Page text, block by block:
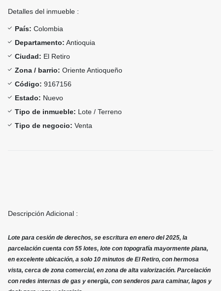
Detalles del inmueble :
País: Colombia
Departamento: Antioquia
Ciudad: El Retiro
Zona / barrio: Oriente Antioqueño
Código: 9167156
Estado: Nuevo
Tipo de inmueble: Lote / Terreno
Tipo de negocio: Venta
Descripción Adicional :
Lote para cesión de derechos, se escritura en enero del 2025, la
parcelación cuenta con 55 lotes, lote con topografía mayormente plana,
en excelente ubicación, a solo 10 minutos de El Retiro, con hermosa
vista, cerca de zona comercial, en zona de alta valorización. Parcelación
con redes internas de gas y energía, con senderos para caminar, lagos y